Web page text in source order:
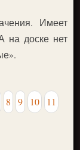
Имеет
на доске нет
8 9 10 11